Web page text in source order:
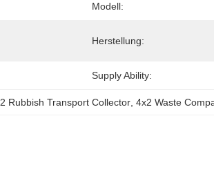
Modell:
Herstellung:
Supply Ability:
Rubbish Transport Collector 4x2 Waste